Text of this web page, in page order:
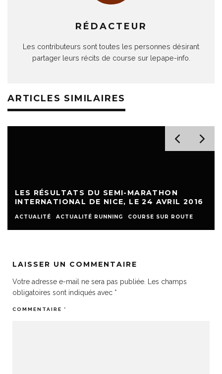
RÉDACTEUR
Les contributeurs sont toutes les personnes désirant
partager leurs récits de course sur lepape-info.
ARTICLES SIMILAIRES
LES RÉSULTATS DU SEMI-MARATHON
INTERNATIONAL DE NICE, LE 24 AVRIL 2016
ACTUALITÉ ACTUALITÉ RUNNING COURSE SUR ROUTE
LAISSER UN COMMENTAIRE
Votre adresse e-mail ne sera pas publiée.
Les champs
obligatoires sont indiqués avec *
COMMENTAIRE *